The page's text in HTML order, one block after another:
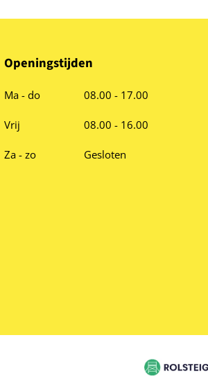
Openingstijden
Ma - do 08.00 - 17.00
Vrij 08.00 - 16.00
Za - zo Gesloten